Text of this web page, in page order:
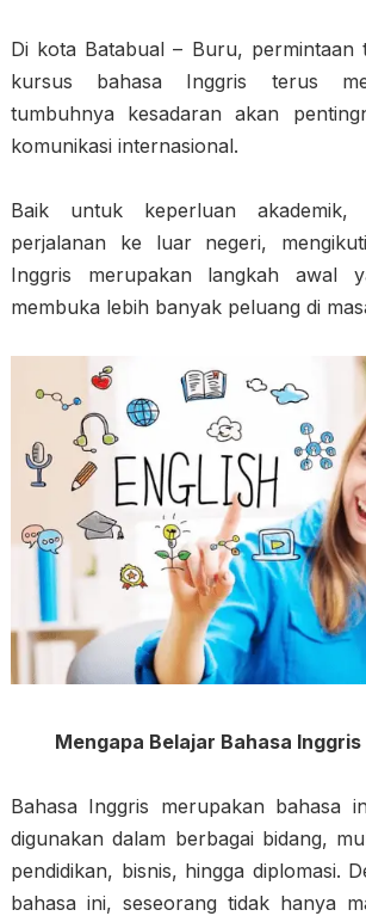
Di kota Batabual – Buru, permintaan
kursus bahasa Inggris terus
tumbuhnya kesadaran akan
komunikasi internasional.
Baik untuk keperluan akademik,
perjalanan ke luar negeri,
Inggris merupakan langkah awal
membuka lebih banyak peluang di
Mengapa Belajar Bahasa
Bahasa Inggris merupakan bahasa
digunakan dalam berbagai bidang,
pendidikan, bisnis, hingga diplomasi.
bahasa ini, seseorang tidak hanya